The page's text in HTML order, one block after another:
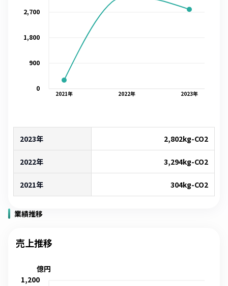
2021年 2022年 2023年
0
900
1,800
2,700
2023年 2,802kg-CO2
2022年 3,294kg-CO2
2021年 304kg-CO2
業績推移
売上推移
1,200
億円